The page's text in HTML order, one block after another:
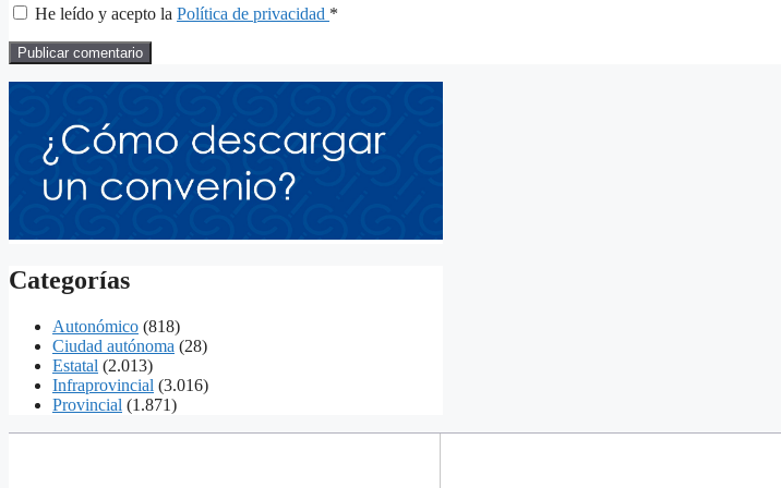
He leído y acepto la Política de privacidad *
Categorías
Autonómico (818)
Ciudad autónoma (28)
Estatal (2.013)
Infraprovincial (3.016)
Provincial (1.871)